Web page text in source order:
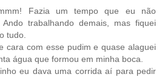
Fazia um tempo que eu não
trabalhando demais, mas fiquei
tudo.
cara com esse pudim e quase alaguei
água que formou em minha boca.
eu dava uma corrida aí para pedir